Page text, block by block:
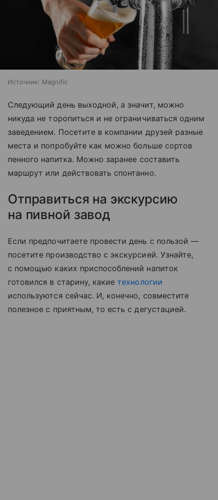
Источник: Magnific
Следующий день выходной, а значит, можно
никуда не торопиться и не ограничиваться одним
заведением. Посетите в компании друзей разные
места и попробуйте как можно больше сортов
пенного напитка. Можно заранее составить
маршрут или действовать спонтанно.
Отправиться на экскурсию
на пивной завод
Если предпочитаете провести день с пользой —
посетите производство с экскурсией. Узнайте,
с помощью каких приспособлений напиток
готовился в старину, какиетехнологии
используются сейчас. И, конечно, совместите
полезное с приятным, то есть с дегустацией.